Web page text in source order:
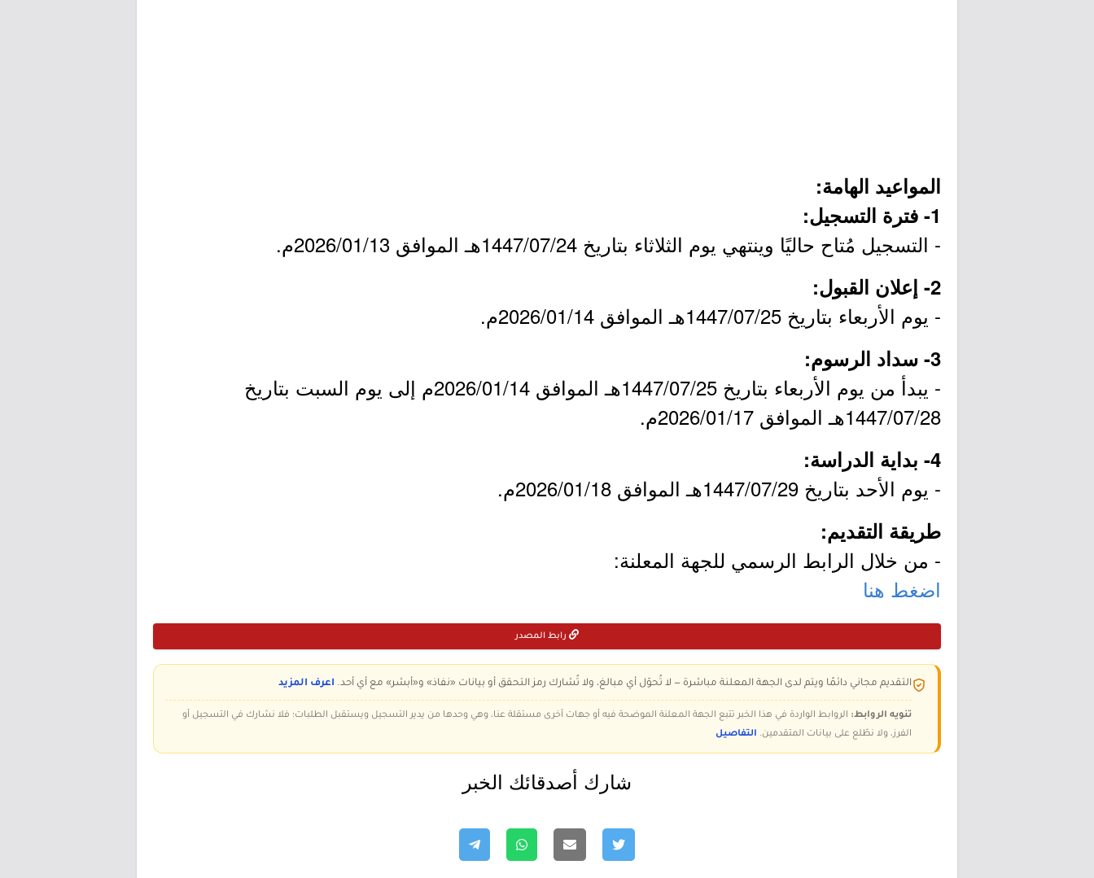
المواعيد الهامة:
1- فترة التسجيل:
- التسجيل مُتاح حاليًا وينتهي يوم الثلاثاء بتاريخ 1447/07/24هـ الموافق 2026/01/13م.
2- إعلان القبول:
- يوم الأربعاء بتاريخ 1447/07/25هـ الموافق 2026/01/14م.
3- سداد الرسوم:
- يبدأ من يوم الأربعاء بتاريخ 1447/07/25هـ الموافق 2026/01/14م إلى يوم السبت بتاريخ
1447/07/28هـ الموافق 2026/01/17م.
4- بداية الدراسة:
- يوم الأحد بتاريخ 1447/07/29هـ الموافق 2026/01/18م.
طريقة التقديم:
- من خلال الرابط الرسمي للجهة المعلنة:
اضغط هنا
رابط المصدر
التقديم مجاني دائمًا ويتم لدى الجهة المعلنة مباشرة — لا تُحوّل أي مبالغ، ولا تُشارك رمز التحقق أو بيانات «نفاذ» و«أبشر» مع أي أحد. اعرف المزيد
تنويه الروابط: الروابط الواردة في هذا الخبر تتبع الجهة المعلنة الموضحة فيه أو جهات أخرى مستقلة عنا، وهي وحدها من يدير التسجيل ويستقبل الطلبات؛ فلا نشارك في التسجيل أو
الفرز، ولا نطّلع على بيانات المتقدمين. التفاصيل
شارك أصدقائك الخبر